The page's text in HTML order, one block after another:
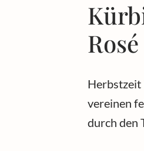
Rosé
Herbstzeit
vereinen
durch den